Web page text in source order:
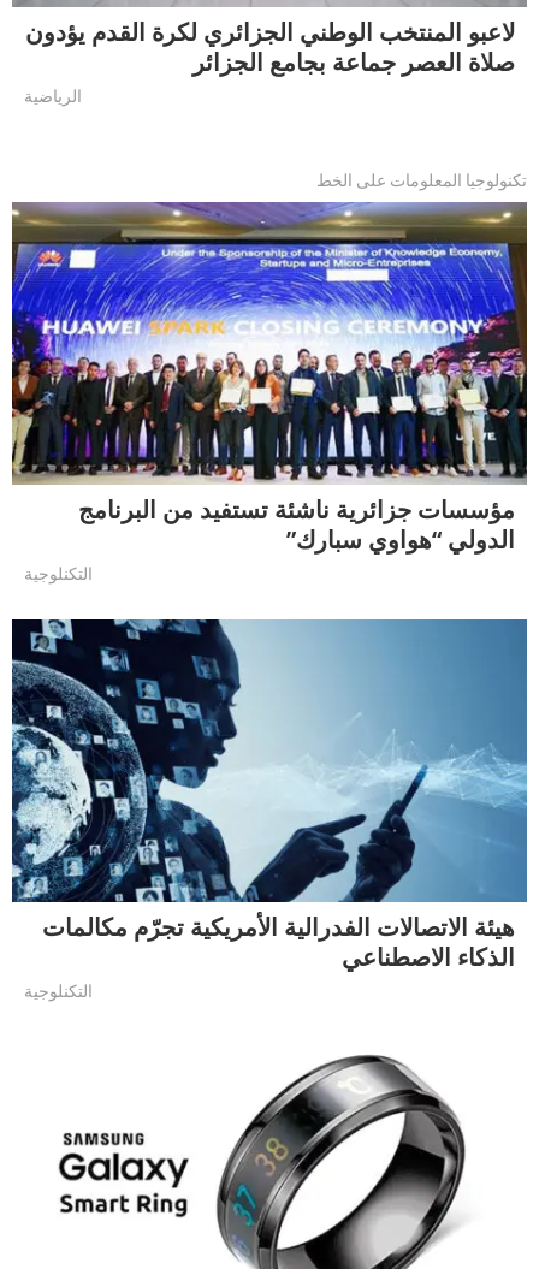
لاعبو المنتخب الوطني الجزائري لكرة القدم يؤدون
صلاة العصر جماعة بجامع الجزائر
الرياضية
تكنولوجيا المعلومات على الخط
مؤسسات جزائرية ناشئة تستفيد من البرنامج
الدولي “هواوي سبارك”
التكنلوجية
هيئة الاتصالات الفدرالية الأمريكية تجرّم مكالمات
الذكاء الاصطناعي
التكنلوجية